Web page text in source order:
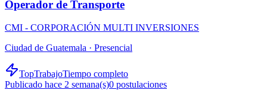
Operador de Transporte
CMI - CORPORACIÓN MULTI INVERSIONES
Ciudad de Guatemala · Presencial
TopTrabajoTiempo completo
Publicado hace 2 semana(s)0 postulaciones